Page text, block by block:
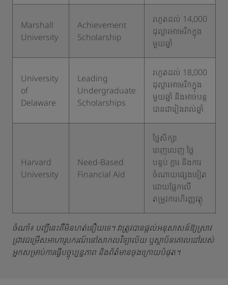
Marshall
University
Achievement
Scholarship
រហូតដល់ 14,000
ដុល្លារអាមេរិកក្នុង
មួយឆ្នាំ
University
of
Delaware
Leading
Undergraduate
Scholarships
រហូតដល់ 18,000
ដុល្លារអាមេរិកក្នុង
មួយឆ្នាំ និងអាចបន្ត
បានជារៀងរាល់ឆ្នាំ
Harvard
University
Need-Based
Financial Aid
ថ្លៃសិក្សា
ពេញលេញ ថ្លៃ
បន្ទប់ ក្តារ និងការ
ចំណាយផ្សេងទៀត
ដោយផ្អែកលើ
តម្រូវការហិរញ្ញវត្ថុ
ចំណាំ៖ បញ្ជីនេះគឺមិនហត់នឿយទេ។ វាត្រូវបានផ្ដល់អនុសាសន៍ឱ្យស្រាវ
ជ្រាវជម្រើសអាហារូបករណ៍នៅសាកលវិទ្យាល័យ ឬស្ថាប័នគោលដៅរបស់
អ្នកសម្រាប់ការធ្វើបច្ចុប្បន្នភាព និងព័ត៌មានចុងក្រោយបំផុត។